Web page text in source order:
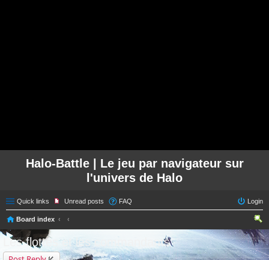
Halo-Battle | Le jeu par navigateur sur
l'univers de Halo
Quick links Unread posts FAQ Login
Board index
ear
ch
Les flottes et les commandants